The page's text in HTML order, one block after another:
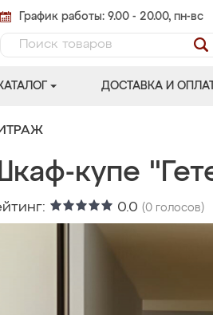
График работы: 9.00 - 20.00, пн-вс
ДОСТАВКА И
купе
0.0 (0 голосов)